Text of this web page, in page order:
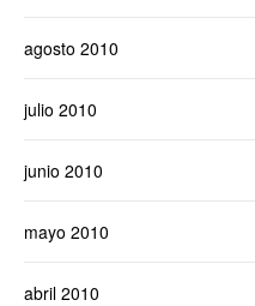
agosto 2010
julio 2010
junio 2010
mayo 2010
abril 2010